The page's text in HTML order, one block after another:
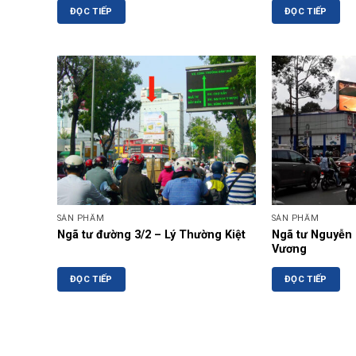
ĐỌC TIẾP ĐỌC TIẾP
SẢN PHẨM
Ngã tư đường 3/2 – Lý Thường Kiệt
ĐỌC TIẾP
SẢN PHẨM
Ngã tư
Vương
ĐỌC TIẾP